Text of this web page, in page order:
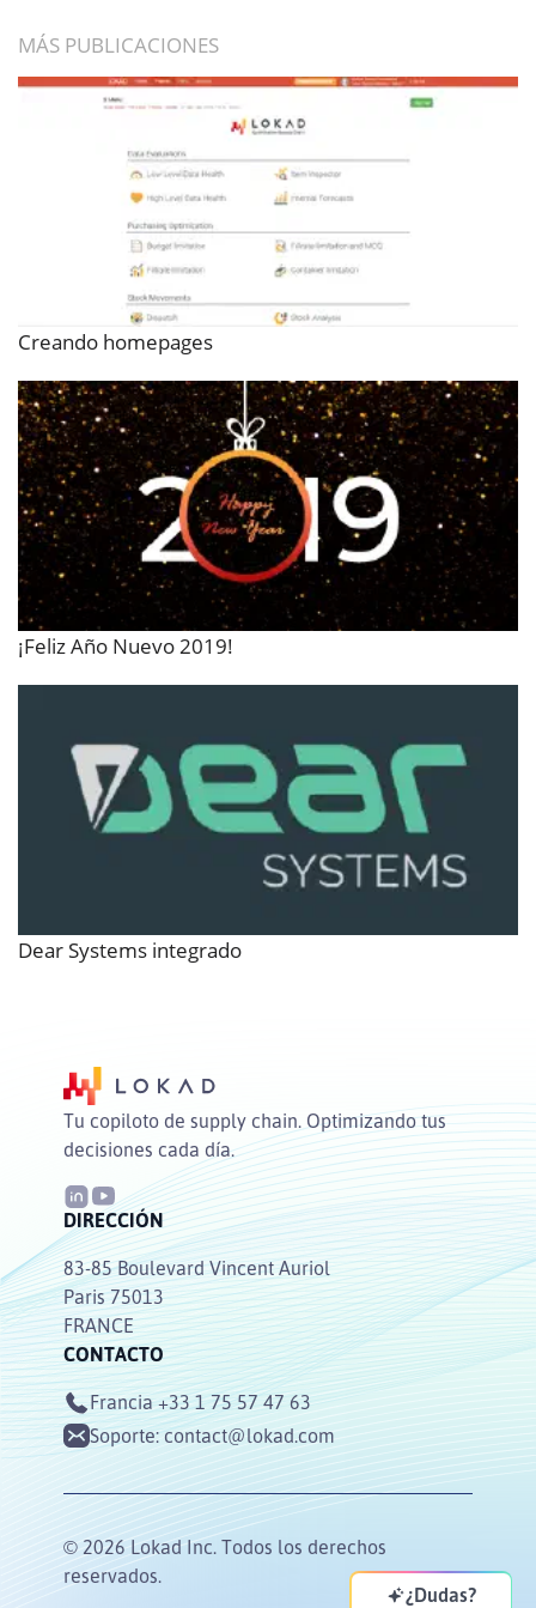
MÁS PUBLICACIONES
Creando homepages
¡Feliz Año Nuevo 2019!
Dear Systems integrado
Tu copiloto de supply chain. Optimizando tus
decisiones cada día.
DIRECCIÓN
83-85 Boulevard Vincent Auriol
Paris 75013
FRANCE
CONTACTO
Francia +33 1 75 57 47 63
Soporte:contact@lokad.com
© 2026 Lokad Inc. Todos los derechos
reservados.
¿Dudas?